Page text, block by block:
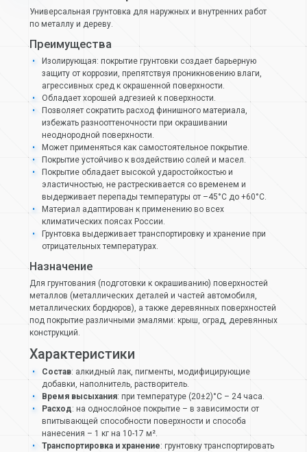
Универсальная грунтовка для наружных и внутренних работ
по металлу и дереву.
Преимущества
Изолирующая: покрытие грунтовки создает барьерную
защиту от коррозии, препятствуя проникновению влаги,
агрессивных сред к окрашенной поверхности.
Обладает хорошей адгезией к поверхности.
Позволяет сократить расход финишного материала,
избежать разнооттеночности при окрашивании
неоднородной поверхности.
Может применяться как самостоятельное покрытие.
Покрытие устойчиво к воздействию солей и масел.
Покрытие обладает высокой ударостойкостью и
эластичностью, не растрескивается со временем и
выдерживает перепады температуры от –45°С до +60°С.
Материал адаптирован к применению во всех
климатических поясах России.
Грунтовка выдерживает транспортировку и хранение при
отрицательных температурах.
Назначение
Для грунтования (подготовки к окрашиванию) поверхностей
металлов (металлических деталей и частей автомобиля,
металлических бордюров), а также деревянных поверхностей
под покрытие различными эмалями: крыш, оград, деревянных
конструкций.
Характеристики
Состав: алкидный лак, пигменты, модифицирующие
добавки, наполнитель, растворитель.
Время высыхания: при температуре (20±2)°С – 24 часа.
Расход: на однослойное покрытие – в зависимости от
впитывающей способности поверхности и способа
нанесения – 1 кг на 10-17 м².
Транспортировка и хранение: грунтовку транспортировать